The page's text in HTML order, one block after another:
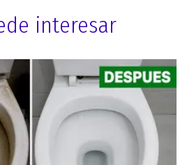
interesar